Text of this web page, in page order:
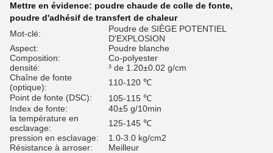
Mettre en évidence: poudre chaude de colle de fonte,
poudre d'adhésif de transfert de chaleur
Mot-clé:
Poudre de SIÈGE POTENTIEL
D'EXPLOSION
Aspect:
Poudre blanche
Composition:
Co-polyester
densité:
³ de 1.20±0.02 g/cm
Chaîne de fonte
(optique):
110-120 ℃
Point de fonte (DSC):
105-115 ℃
Index de fonte:
40±5 g/10min
la température en
esclavage:
125-145 ℃
pression en esclavage:
1.0-3.0 kg/cm2
Résistance à arroser:
Meilleur